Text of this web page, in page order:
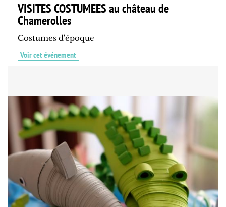
VISITES COSTUMEES au château de
Chamerolles
Costumes d'époque
Voir cet événement